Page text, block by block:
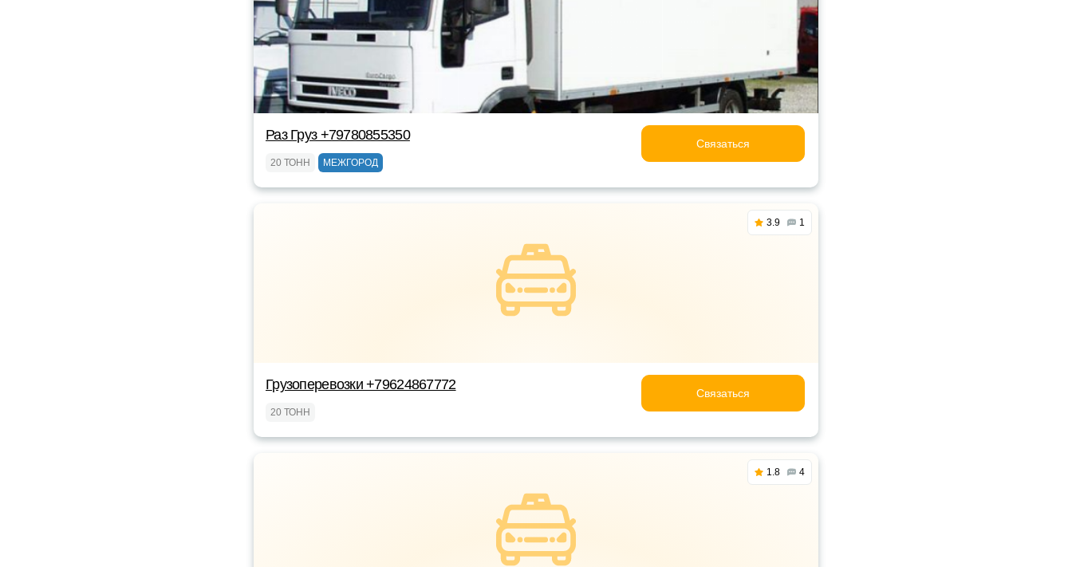
Раз Груз +79780855350
20 ТОНН МЕЖГОРОД
Связаться
3.9 1
Грузоперевозки +79624867772
20 ТОНН
Связаться
1.8 4